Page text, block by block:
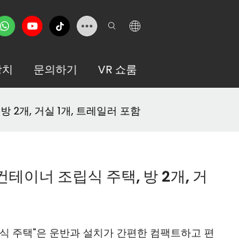
문의하기 VR 쇼룸
2개, 거실 1개, 트레일러 포함
이너 조립식 주택, 방 2개, 거
주택"은 운반과 설치가 간편한 컴팩트하고 편